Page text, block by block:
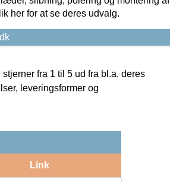
her for at se deres udvalg.
fra 1 til 5 ud fra bl.a. deres
leveringsformer og
Link